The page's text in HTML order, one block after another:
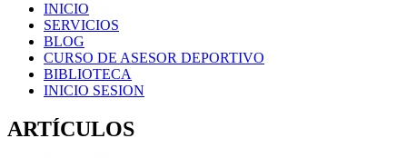
INICIO
SERVICIOS
BLOG
CURSO DE ASESOR DEPORTIVO
BIBLIOTECA
INICIO SESION
ARTÍCULOS